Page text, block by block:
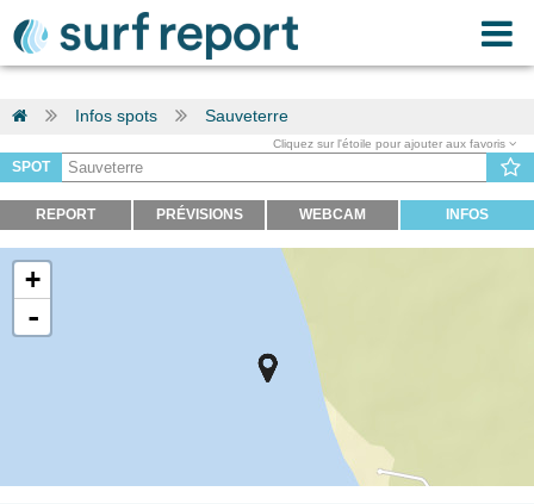
Infos spots Sauveterre
Cliquez sur l'étoile pour ajouter aux favoris
SPOT
REPORT PRÉVISIONS WEBCAM INFOS
+
-